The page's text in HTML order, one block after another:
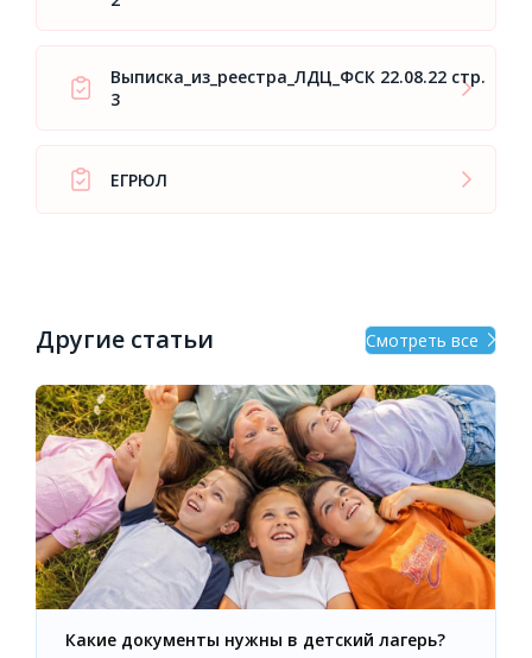
Выписка_из_реестра_ЛДЦ_ФСК 22.08.22 стр.
3
ЕГРЮЛ
Другие статьи Смотреть все
Какие документы нужны в детский лагерь?